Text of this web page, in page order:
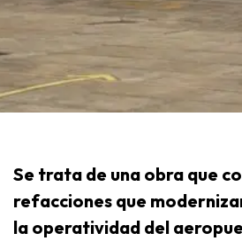
Se trata de una obra que
refacciones que
la operatividad del